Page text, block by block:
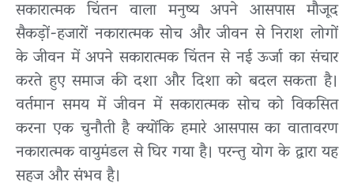
सकारात्मक चिंतन वाला मनुष्य अपने आसपास मौजूद
सैकड़ों-हजारों नकारात्मक सोच और जीवन से निराश लोगों
के जीवन में अपने सकारात्मक चिंतन से नई ऊर्जा का संचार
करते हुए समाज की दशा और दिशा को बदल सकता है।
वर्तमान समय में जीवन में सकारात्मक सोच को विकसित
करना एक चुनौती है क्योंकि हमारे आसपास का वातावरण
नकारात्मक वायुमंडल से घिर गया है। परन्तु योग के द्वारा यह
सहज और संभव है।